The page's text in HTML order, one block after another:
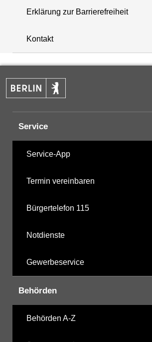
+
−
Erklärung zur Barrierefreiheit
Kontakt
Service
Service-App
Termin vereinbaren
Bürgertelefon 115
Notdienste
Gewerbeservice
Behörden
Behörden A-Z